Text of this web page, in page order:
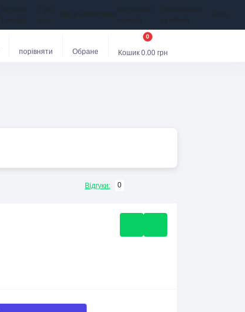
порівняти Обране Кошик 0.00 грн
0
Відгуки: 0